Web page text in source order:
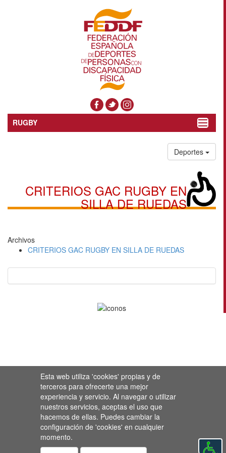
Esta web utiliza 'cookies' propias y de
terceros para ofrecerte una mejor
experiencia y servicio. Al navegar o utilizar
nuestros servicios, aceptas el uso que
hacemos de ellas. Puedes cambiar la
configuración de 'cookies' en cualquier
momento.
RUGBY
Toggle
Deportes
CRITERIOS GAC RUGBY EN
SILLA DE RUEDAS
Archivos
CRITERIOS GAC RUGBY EN SILLA DE RUEDAS